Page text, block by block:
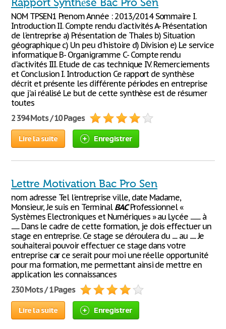
Rapport Synthèse Bac Pro Sen
NOM TPSEN1 Prenom Année : 2013/2014 Sommaire I.
Introduction II. Compte rendu d'activités A- Présentation
de l'entreprise a) Présentation de Thales b) Situation
géographique c) Un peu d'histoire d) Division e) Le service
informatique B- Organigramme C- Compte rendu
d'activités III. Etude de cas technique IV. Remerciements
et Conclusion I. Introduction Ce rapport de synthèse
décrit et présente les différente périodes en entreprise
que j'ai réalisé Le but de cette synthèse est de résumer
toutes
2 394 Mots / 10 Pages
Lire la suite Enregistrer
Lettre Motivation Bac Pro Sen
nom adresse Tel l'entreprise ville, date Madame,
Monsieur, Je suis en Terminal BACProfessionnel «
Systèmes Electroniques et Numériques » au Lycée .......... à
........ Dans le cadre de cette formation, je dois effectuer un
stage en entreprise. Ce stage se déroulera du ..... au ...... Je
souhaiterai pouvoir effectuer ce stage dans votre
entreprise car ce serait pour moi une réelle opportunité
pour ma formation, me permettant ainsi de mettre en
application les connaissances
230 Mots / 1 Pages
Lire la suite Enregistrer